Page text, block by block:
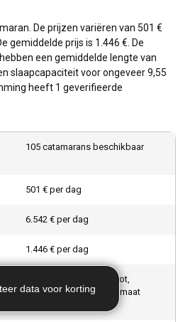
De prijzen variëren van 501 €
gemiddelde prijs is 1.446 €. De
een gemiddelde lengte van
slaapcapaciteit voor ongeveer 9,55
heeft 1 geverifieerde
105 catamarans beschikbaar
501 € per dag
6.542 € per dag
1.446 € per dag
Leopard, Fountaine Pajot,
Moorings, Lagoon, Op maat
data voor korting